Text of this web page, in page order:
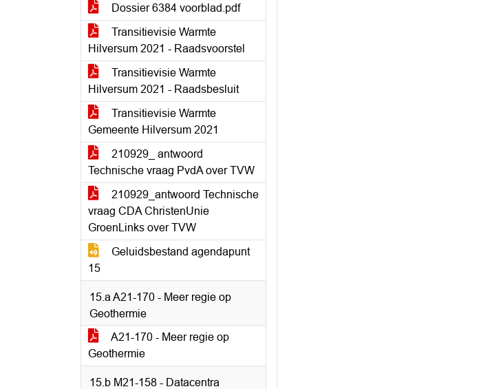
Dossier 6384 voorblad.pdf
Transitievisie Warmte
Hilversum 2021 - Raadsvoorstel
Transitievisie Warmte
Hilversum 2021 - Raadsbesluit
Transitievisie Warmte
Gemeente Hilversum 2021
210929_ antwoord
Technische vraag PvdA over TVW
210929_antwoord Technische
vraag CDA ChristenUnie
GroenLinks over TVW
Geluidsbestand agendapunt
15
15.a A21-170 - Meer regie op
Geothermie
A21-170 - Meer regie op
Geothermie
15.b M21-158 - Datacentra